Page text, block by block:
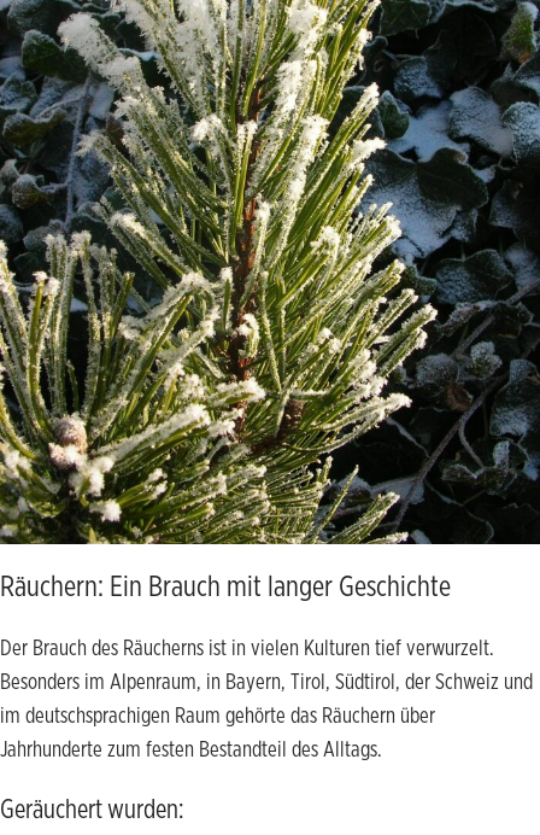
Räuchern: Ein Brauch mit langer Geschichte
Der Brauch des Räucherns ist in vielen Kulturen tief verwurzelt.
Besonders im Alpenraum, in Bayern, Tirol, Südtirol, der Schweiz und
im deutschsprachigen Raum gehörte das Räuchern über
Jahrhunderte zum festen Bestandteil des Alltags.
Geräuchert wurden: